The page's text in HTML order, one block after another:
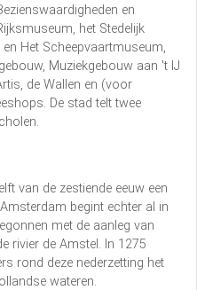
en
het Stedelijk
Het Scheepvaartmuseum,
Muziekgebouw aan 't IJ
de Wallen en (voor
De stad telt twee
van de zestiende eeuw een
begint echter al in
met de aanleg van
rivier de Amstel. In 1275
rond deze nederzetting het
wateren.